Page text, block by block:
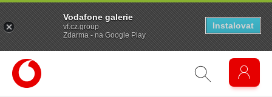
Vodafone galerie
vf.cz.group
Zdarma - na Google Play
Instalovat